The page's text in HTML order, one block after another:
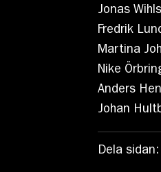
Jonas
Fredrik
Martina
Nike
Anders
Johan
Dela sidan: